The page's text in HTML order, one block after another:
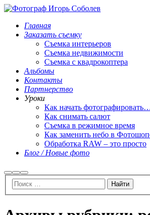
Главная
Заказать съемку
Съемка интерьеров
Съемка недвижимости
Съемка с квадрокоптера
Альбомы
Контакты
Партнерство
Уроки
Как начать
Как снимать салют
Съемка в режимное время
Как заменить небо в
Обработка RAW – это просто
Блог / Новые фото
НайтиБольше
информации
Главное
меню